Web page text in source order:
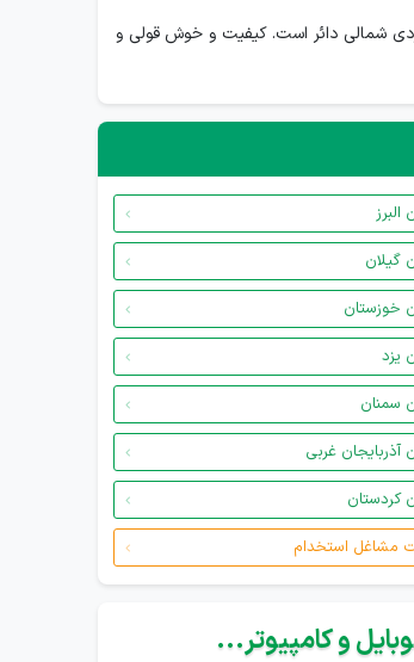
سهروردی شمالی دائر است. کیفیت و خوش قولی و
البرز
گیلان
خوزستان
یزد
سمنان
آذربایجان غربی
کردستان
مشاغل استخدام
و کامپیوتر...